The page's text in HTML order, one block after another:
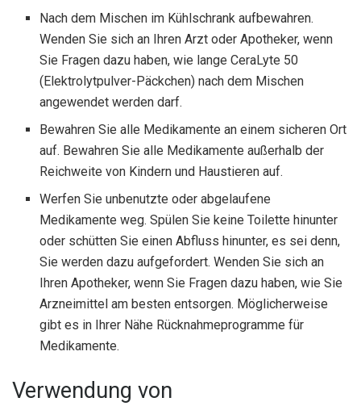
Nach dem Mischen im Kühlschrank aufbewahren.
Wenden Sie sich an Ihren Arzt oder Apotheker, wenn
Sie Fragen dazu haben, wie lange CeraLyte 50
(Elektrolytpulver-Päckchen) nach dem Mischen
angewendet werden darf.
Bewahren Sie alle Medikamente an einem sicheren Ort
auf. Bewahren Sie alle Medikamente außerhalb der
Reichweite von Kindern und Haustieren auf.
Werfen Sie unbenutzte oder abgelaufene
Medikamente weg. Spülen Sie keine Toilette hinunter
oder schütten Sie einen Abfluss hinunter, es sei denn,
Sie werden dazu aufgefordert. Wenden Sie sich an
Ihren Apotheker, wenn Sie Fragen dazu haben, wie Sie
Arzneimittel am besten entsorgen. Möglicherweise
gibt es in Ihrer Nähe Rücknahmeprogramme für
Medikamente.
Verwendung von